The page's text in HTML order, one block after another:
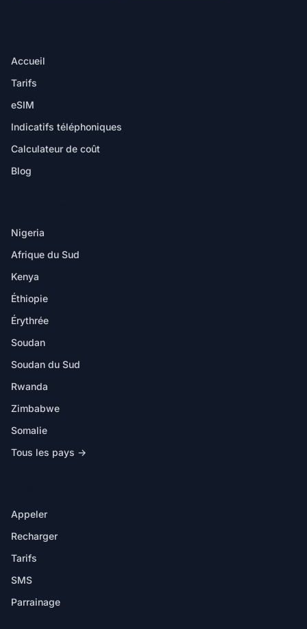
Accueil
Tarifs
eSIM
Indicatifs téléphoniques
Calculateur de coût
Blog
Nigeria
Afrique du Sud
Kenya
Éthiopie
Érythrée
Soudan
Soudan du Sud
Rwanda
Zimbabwe
Somalie
Tous les pays →
Appeler
Recharger
Tarifs
SMS
Parrainage